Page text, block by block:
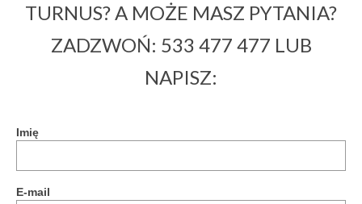
TURNUS? A MOŻE MASZ PYTANIA?
ZADZWOŃ: 533 477 477 LUB
NAPISZ:
Imię
E-mail